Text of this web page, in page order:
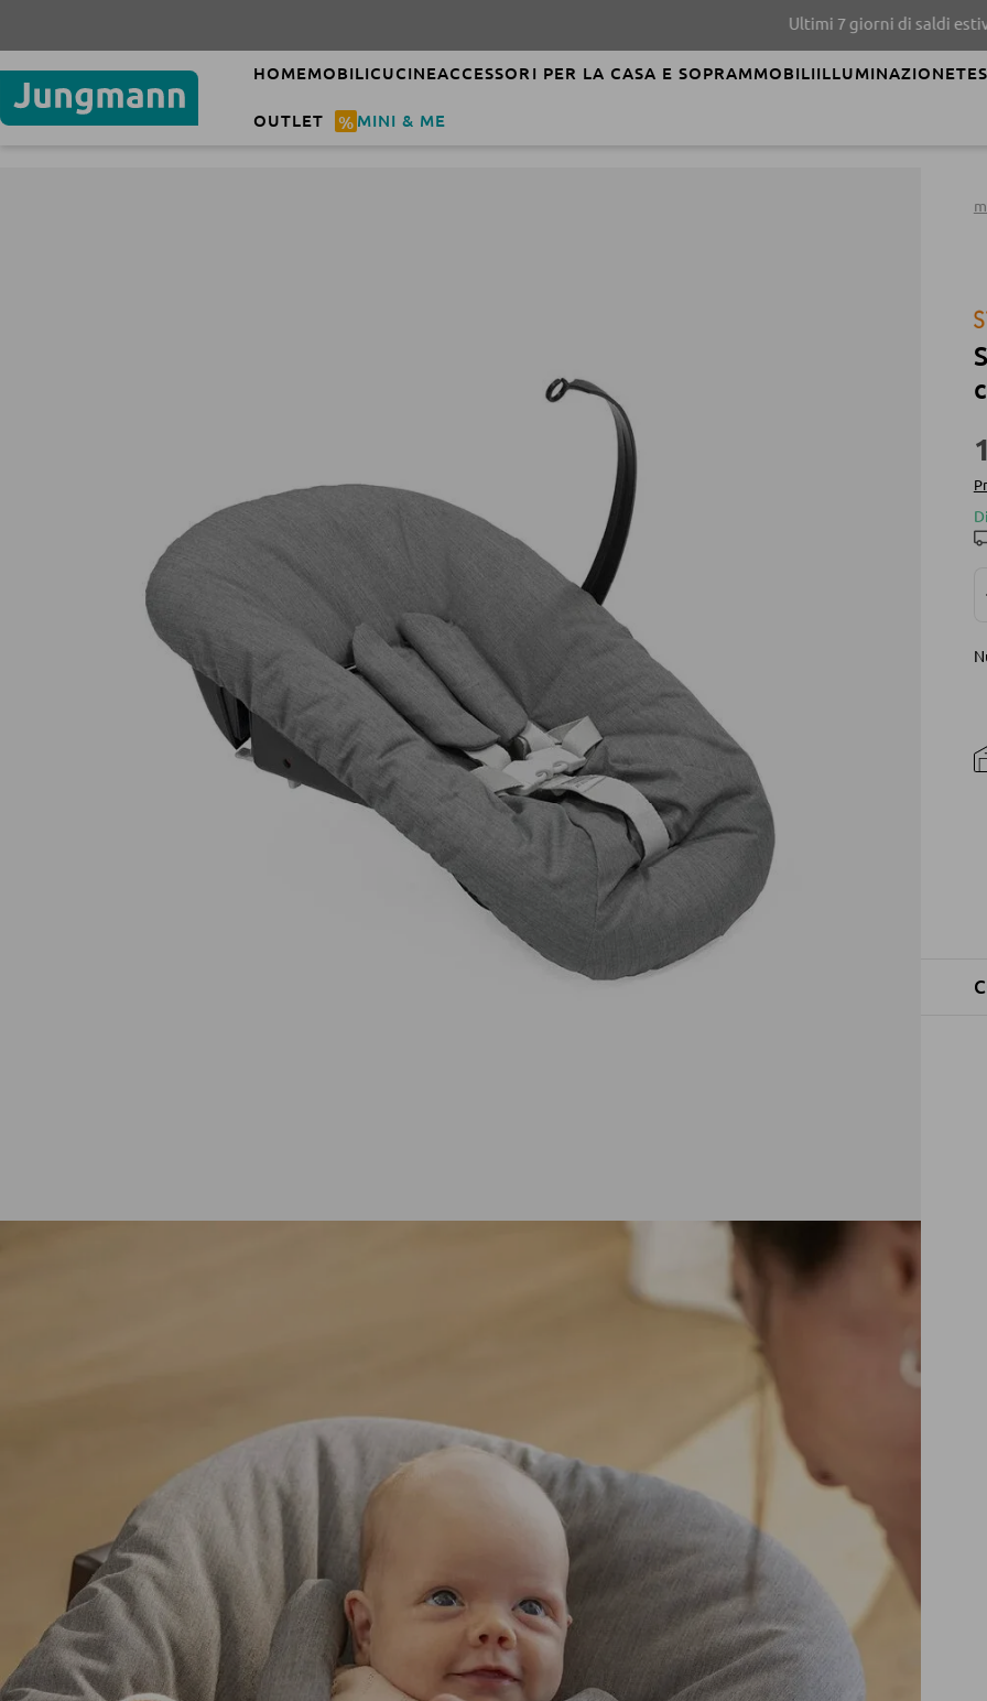
Ultimi 7 giorni di saldi estivi!
HOMEMOBILICUCINEACCESSORI PER LA CASA E SOPRAMMOBILIILLUMINAZIONE
OUTLET % MINI & ME